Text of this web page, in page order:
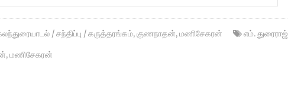
/ சந்திப்பு / கருத்தரங்கம்,குணநாதன்,மணிசேகரன் எம். துரைராஜ்
,மணிசேகரன்